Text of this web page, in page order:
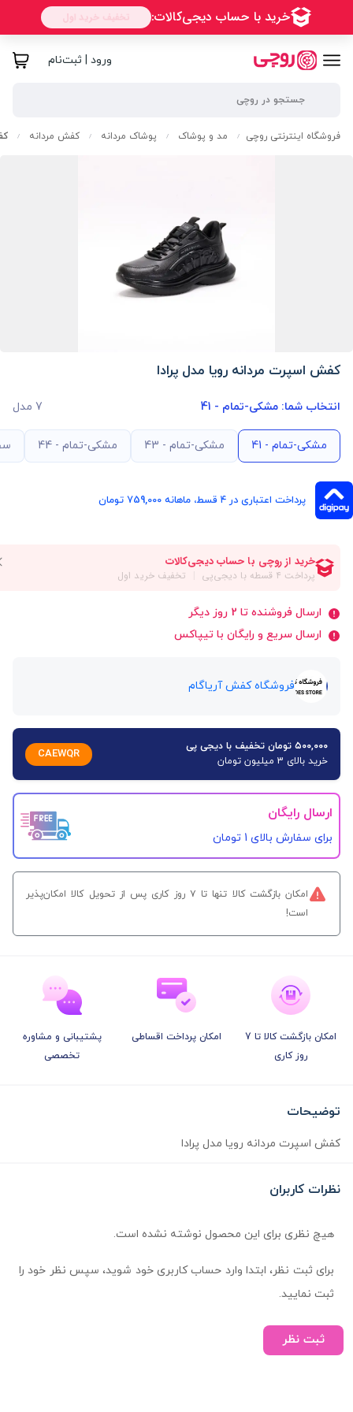
ورود | ثبت‌نام
فروشگاه اینترنتی روچی / مد و پوشاک / پوشاک مردانه / کفش مردانه /
کفش اسپرت مردانه رویا مدل پرادا
انتخاب شما: مشکی-تمام - 41 7 مدل
مشکی-تمام - 41 مشکی-تمام - 43 مشکی-تمام - 44
پرداخت اعتباری در ۴ قسط، ماهانه 759,000 تومان
ارسال فروشنده تا 2 روز دیگر
ارسال سریع و رایگان با تیپاکس
فروشگاه کفش آریاگام
۵۰۰,۰۰۰ تومان تخفیف با دیجی پی
خرید بالای 3 میلیون تومان
CAEWQR
ارسال رایگان
برای سفارش‌ بالای 1 تومان
امکان بازگشت کالا تنها تا ۷ روز کاری پس از تحویل کالا امکان‌پذیر
است!
امکان بازگشت کالا تا 7
روز کاری
امکان پرداخت اقساطی
پشتیبانی و مشاوره
تخصصی
توضیحات
کفش اسپرت مردانه رویا مدل پرادا
نظرات کاربران
هیچ نظری برای این محصول نوشته نشده است.
برای ثبت نظر، ابتدا وارد حساب کاربری خود شوید، سپس نظر خود را
ثبت نمایید.
ثبت نظر